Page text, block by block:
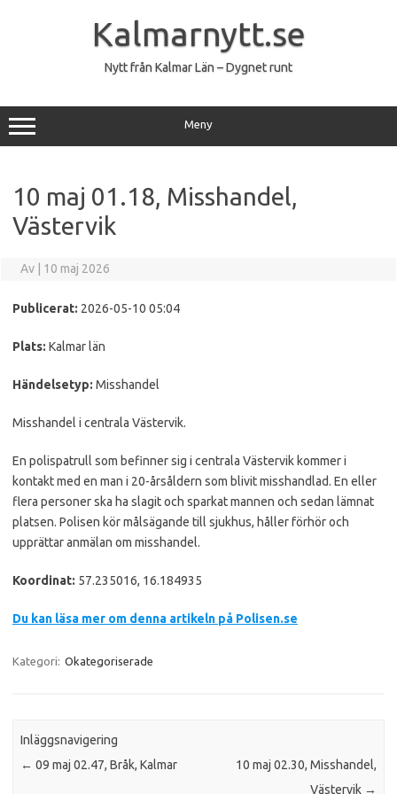
Kalmarnytt.se
Nytt från Kalmar Län – Dygnet runt
Meny
10 maj 01.18, Misshandel,
Västervik
Av 10 maj 2026
Publicerat: 2026-05-10 05:04
Plats: Kalmar län
Händelsetyp: Misshandel
Misshandel i centrala Västervik.
En polispatrull som befinner sig i centrala Västervik kommer i
kontakt med en man i 20-årsåldern som blivit misshandlad. En eller
flera personer ska ha slagit och sparkat mannen och sedan lämnat
platsen. Polisen kör målsägande till sjukhus, håller förhör och
upprättar anmälan om misshandel.
Koordinat: 57.235016, 16.184935
Du kan läsa mer om denna artikeln på Polisen.se
Kategori: Okategoriserade
Inläggsnavigering
← 09 maj 02.47, Bråk, Kalmar
10 maj 02.30, Misshandel,
Västervik →